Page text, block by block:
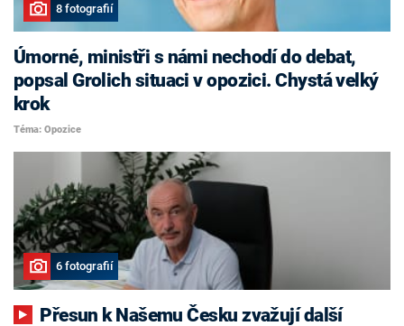
8 fotografií
Úmorné, ministři s námi nechodí do debat,
popsal Grolich situaci v opozici. Chystá velký
krok
Téma: Opozice
6 fotografií